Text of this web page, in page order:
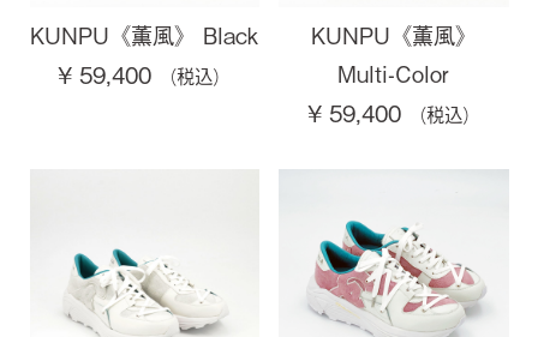
KUNPU《薫風》 Black
¥ 59,400
KUNPU《薫風》
Multi-Color
¥ 59,400